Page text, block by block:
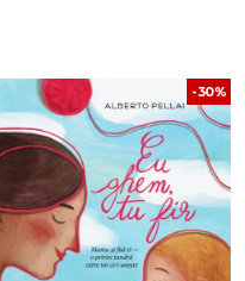
-30%